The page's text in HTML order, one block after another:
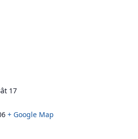
17
+ Google Map